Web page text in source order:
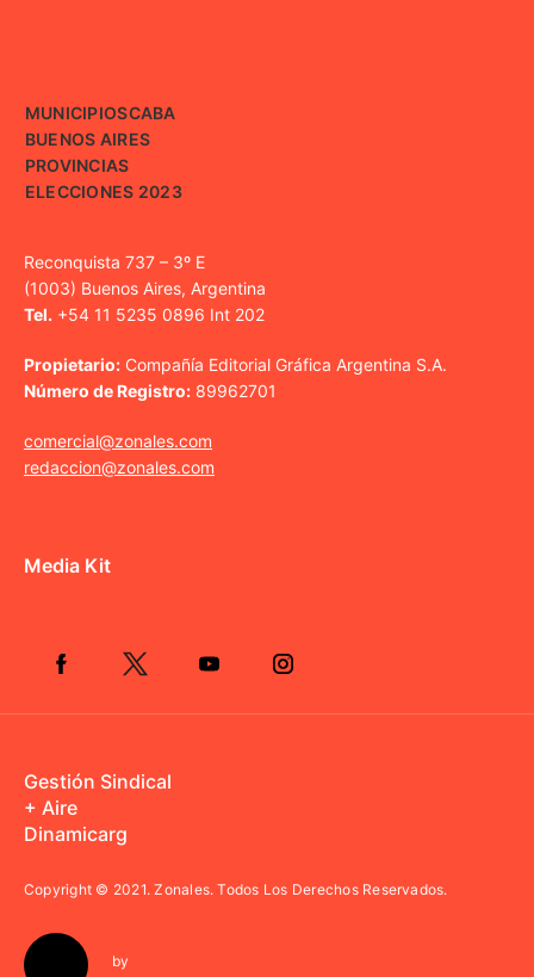
MUNICIPIOSCABA
BUENOS AIRES
PROVINCIAS
ELECCIONES 2023
Reconquista 737 – 3º E
(1003) Buenos Aires, Argentina
Tel. +54 11 5235 0896 Int 202
Propietario: Compañía Editorial Gráfica Argentina S.A.
Número de Registro: 89962701
comercial@zonales.com
redaccion@zonales.com
Media Kit
Gestión Sindical
+ Aire
Dinamicarg
Copyright © 2021.Zonales. Todos Los Derechos Reservados.
by